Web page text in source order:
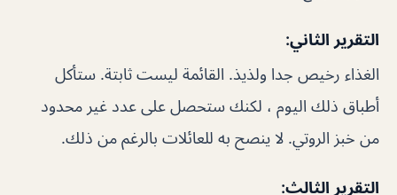
التقرير الثاني:
الغذاء رخيص جدا ولذيذ. القائمة ليست ثابتة. ستأكل
أطباق ذلك اليوم ، لكنك ستحصل على عدد غير محدود
من خبز الروتي. لا ينصح به للعائلات بالرغم من ذلك.
التقرير الثالث: